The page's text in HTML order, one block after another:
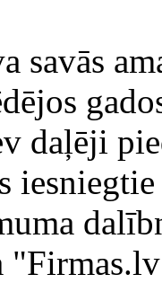
savās
daļēji